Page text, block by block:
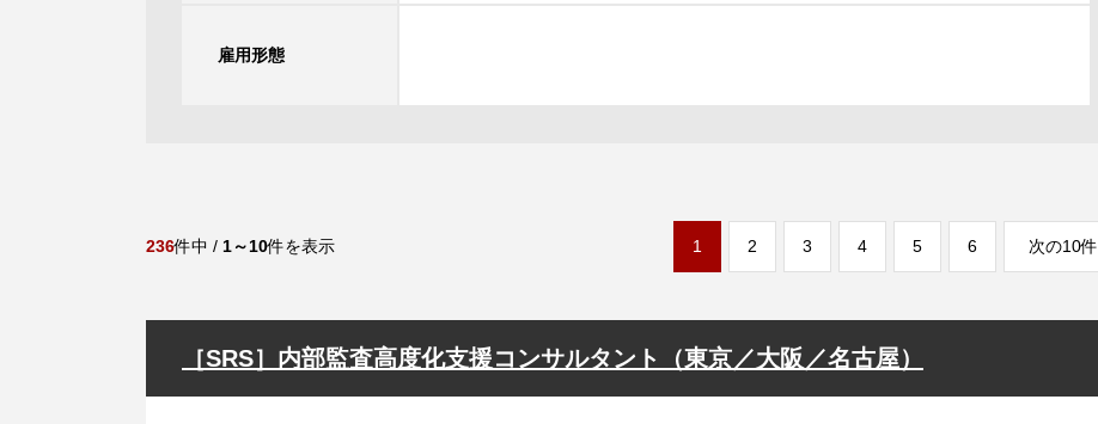
雇用形態
236件中 / 1～10件を表示 1 2 3 4 5 6 次の10件
［SRS］内部監査高度化支援コンサルタント（東京／大阪／名古屋）